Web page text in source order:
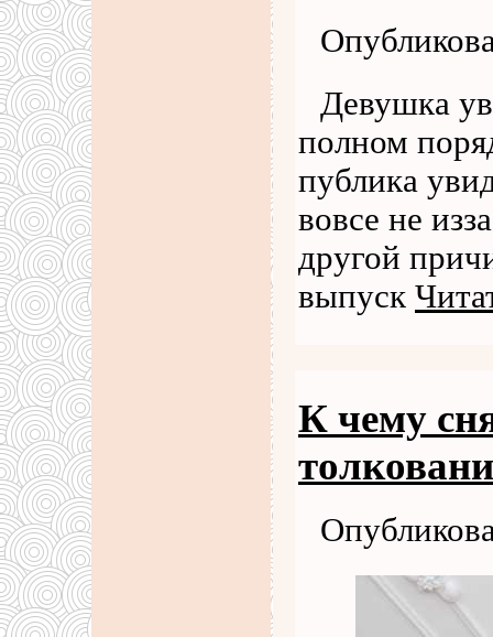
Девушка
полном
публика
вовсе не
другой
выпуск
К чему